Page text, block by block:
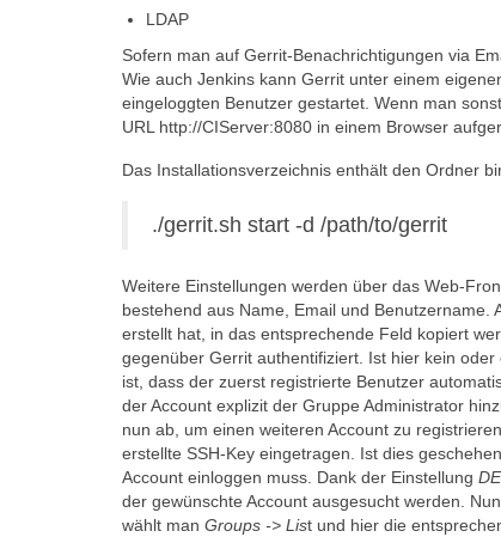
LDAP
Sofern man auf Gerrit-Benachrichtigungen via
Wie auch Jenkins kann Gerrit unter einem
eingeloggten Benutzer gestartet. Wenn man
URL http://CIServer:8080 in einem Browser
Das Installationsverzeichnis enthält den Ordner
./gerrit.sh start -d /path/to/gerrit
Weitere Einstellungen werden über das Web-
bestehend aus Name, Email und
erstellt hat, in das entsprechende Feld kopiert
gegenüber Gerrit authentifiziert. Ist hier kein
ist, dass der zuerst registrierte Benutzer
der Account explizit der Gruppe Administrator
nun ab, um einen weiteren Account zu
erstellte SSH-Key eingetragen. Ist dies
Account einloggen muss. Dank der Einstellung
der gewünschte Account ausgesucht werden.
wählt man Groups -> List und hier die